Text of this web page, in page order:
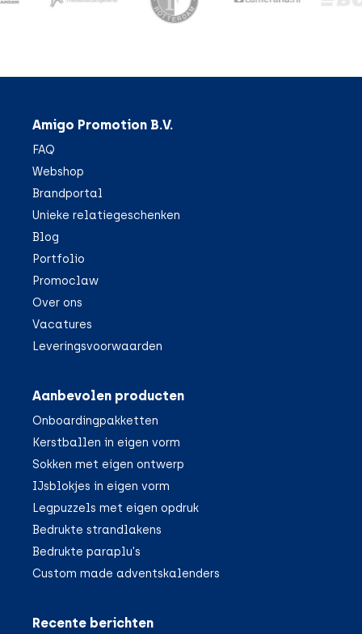
Amigo Promotion B.V.
FAQ
Webshop
Brandportal
Unieke relatiegeschenken
Blog
Portfolio
Promoclaw
Over ons
Vacatures
Leveringsvoorwaarden
Aanbevolen producten
Onboardingpakketten
Kerstballen in eigen vorm
Sokken met eigen ontwerp
IJsblokjes in eigen vorm
Legpuzzels met eigen opdruk
Bedrukte strandlakens
Bedrukte paraplu's
Custom made adventskalenders
Recente berichten